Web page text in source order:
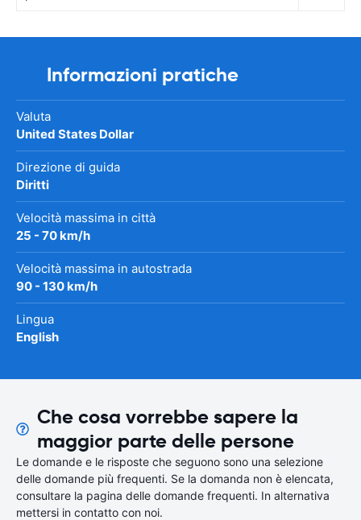
Informazioni pratiche
Valuta
United States Dollar
Direzione di guida
Diritti
Velocità massima in città
25 - 70 km/h
Velocità massima in autostrada
90 - 130 km/h
Lingua
English
Che cosa vorrebbe sapere la
maggior parte delle persone
Le domande e le risposte che seguono sono una selezione
delle domande più frequenti. Se la domanda non è elencata,
consultare la pagina delle domande frequenti. In alternativa
mettersi in contatto con noi.